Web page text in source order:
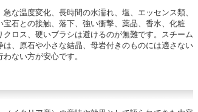
な温度変化、長時間の水濡れ、塩、エッセンス類、
石との接触、落下、強い衝撃、薬品、香水、化粧
ロス、硬いブラシは避けるのが無難です。スチーム
、原石や小さな結晶、母岩付きのものには適さない
ない方が安心です。